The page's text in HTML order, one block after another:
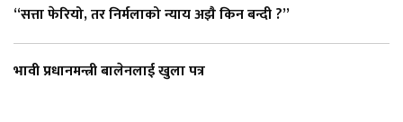
“सत्ता फेरियो, तर निर्मलाको न्याय अझै किन बन्दी ?”
भावी प्रधानमन्त्री बालेनलाई खुला पत्र